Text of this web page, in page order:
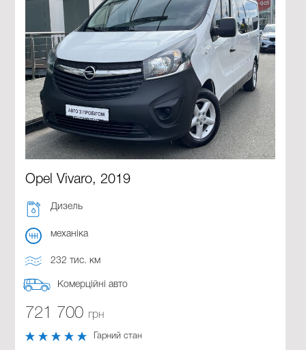
Opel Vivaro, 2019
Дизель
механіка
232 тис. км
Комерційні авто
721 700 грн
Гарний стан